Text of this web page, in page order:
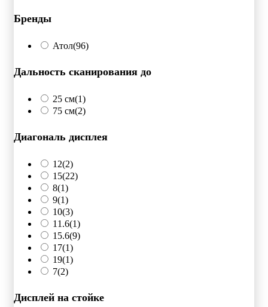
Бренды
Атол(96)
Дальность сканирования до
25 см(1)
75 см(2)
Диагональ дисплея
12(2)
15(22)
8(1)
9(1)
10(3)
11.6(1)
15.6(9)
17(1)
19(1)
7(2)
Дисплей на стойке